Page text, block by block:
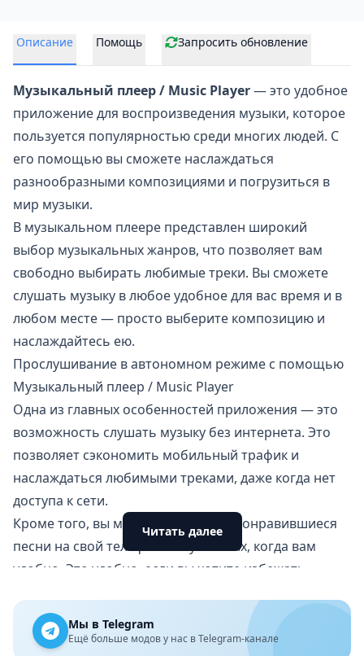
Описание Помощь Запросить обновление
Музыкальный плеер / Music Player— это удобное
приложение для воспроизведения музыки, которое
пользуется популярностью среди многих людей. С
его помощью вы сможете наслаждаться
разнообразными композициями и погрузиться в
мир музыки.
В музыкальном плеере представлен широкий
выбор музыкальных жанров, что позволяет вам
свободно выбирать любимые треки. Вы сможете
слушать музыку в любое удобное для вас время и в
любом месте — просто выберите композицию и
наслаждайтесь ею.
Прослушивание в автономном режиме с помощью
Музыкальный плеер / Music Player
Одна из главных особенностей приложения — это
возможность слушать музыку без интернета. Это
позволяет сэкономить мобильный трафик и
наслаждаться любимыми треками, даже когда нет
доступа к сети.
Кроме того, вы можете загружать понравившиеся
песни на свой телефон и слушать их, когда вам
удобно. Это удобно, если вы хотите избежать
обслуживание при прослушивании музыки.
Эквалайзер для настройки звука
Читать далее
Мы в Telegram
Ещё больше модов у нас в Telegram-канале